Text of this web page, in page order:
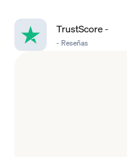
TrustScore-
- Reseñas